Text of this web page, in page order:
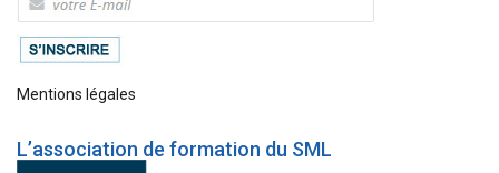
Mentions légales
L’association de formation du SML